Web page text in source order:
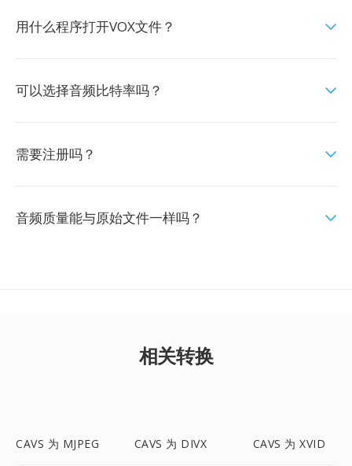
用什么程序打开VOX文件？
可以选择音频比特率吗？
需要注册吗？
音频质量能与原始文件一样吗？
相关转换
CAVS 为 MJPEG CAVS 为 DIVX CAVS 为 XVID